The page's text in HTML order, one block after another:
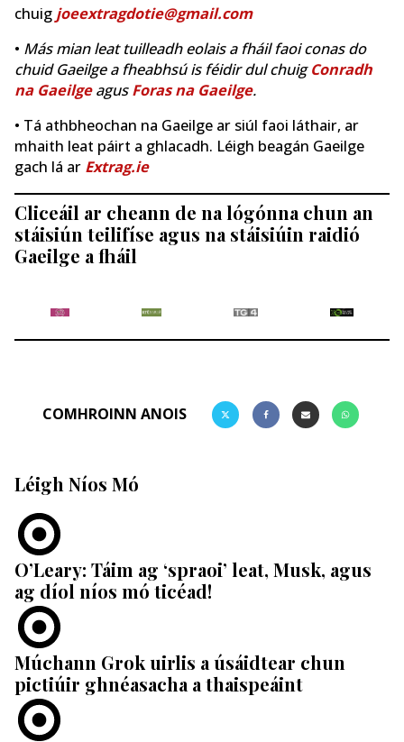
chuig joeextragdotie@gmail.com
• Más mian leat tuilleadh eolais a fháil faoi conas do
chuid Gaeilge a fheabhsú is féidir dul chuigConradh
na GaeilgeagusForas na Gaeilge.
• Tá athbheochan na Gaeilge ar siúl faoi láthair, ar
mhaith leat páirt a ghlacadh. Léigh beagán Gaeilge
gach lá ar Extrag.ie
Cliceáil ar cheann de na lógónna chun an
stáisiún teilifíse agus na stáisiúin raidió
Gaeilge a fháil
COMHROINN ANOIS
Léigh Níos Mó
O’Leary: Táim ag ‘spraoi’ leat, Musk, agus
ag díol níos mó ticéad!
Múchann Grok uirlis a úsáidtear chun
pictiúir ghnéasacha a thaispeáint